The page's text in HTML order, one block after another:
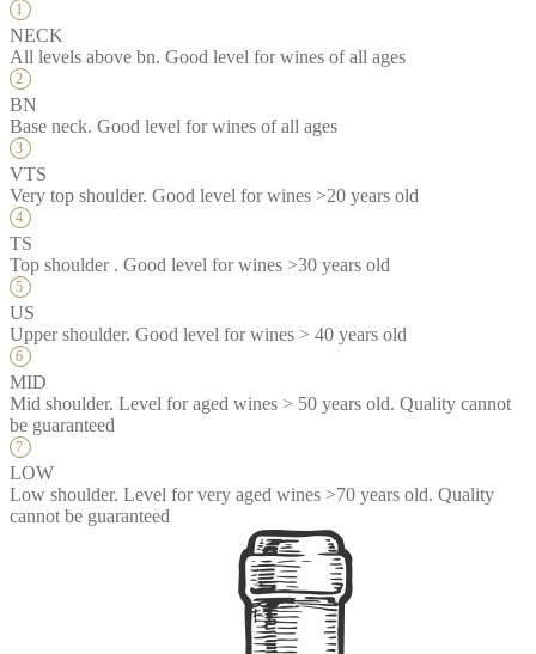
NECK
All levels above bn. Good level for wines of all ages
BN
Base neck. Good level for wines of all ages
VTS
Very top shoulder. Good level for wines >20 years old
TS
Top shoulder . Good level for wines >30 years old
US
Upper shoulder. Good level for wines > 40 years old
MID
Mid shoulder. Level for aged wines > 50 years old. Quality cannot
be guaranteed
LOW
Low shoulder. Level for very aged wines >70 years old. Quality
cannot be guaranteed